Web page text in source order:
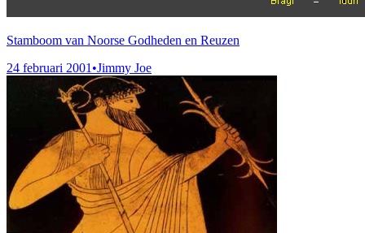
Stamboom van Noorse Godheden en Reuzen
24 februari 2001 •Jimmy Joe